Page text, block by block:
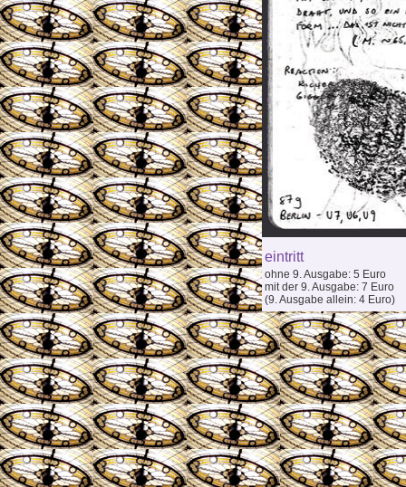
eintritt
ohne 9. Ausgabe: 5 Euro
mit der 9. Ausgabe: 7 Euro
(9. Ausgabe allein: 4 Euro)